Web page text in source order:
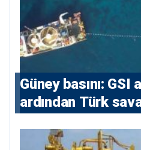
Güney basını: ⁠GSI
ardından Türk